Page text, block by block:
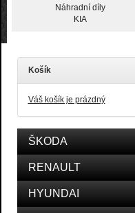
Náhradní díly
KIA
Košík
Váš košík je prázdný
ŠKODA
RENAULT
HYUNDAI